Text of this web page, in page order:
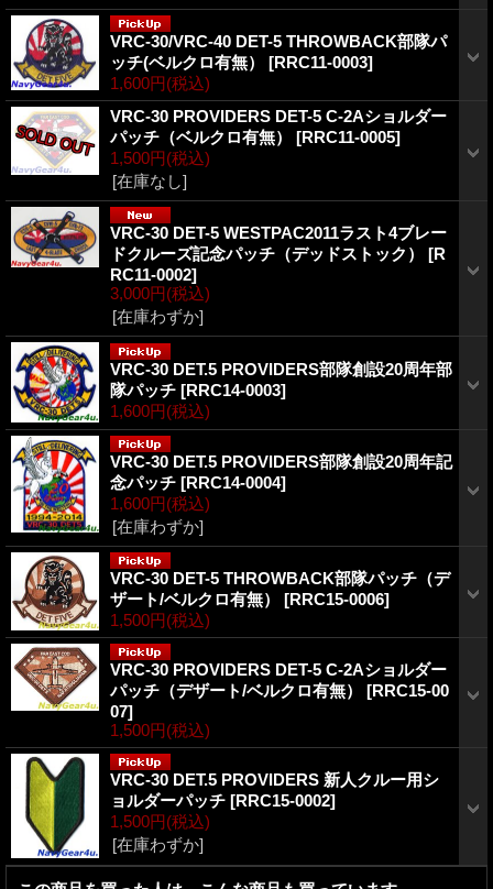
VRC-30/VRC-40 DET-5 THROWBACK部隊パ
ッチ(ベルクロ有無） [RRC11-0003]
1,600円(税込)
VRC-30 PROVIDERS DET-5 C-2Aショルダー
パッチ（ベルクロ有無） [RRC11-0005]
1,500円(税込)
[在庫なし]
VRC-30 DET-5 WESTPAC2011ラスト4ブレー
ドクルーズ記念パッチ（デッドストック） [R
RC11-0002]
3,000円(税込)
[在庫わずか]
VRC-30 DET.5 PROVIDERS部隊創設20周年部
隊パッチ [RRC14-0003]
1,600円(税込)
VRC-30 DET.5 PROVIDERS部隊創設20周年記
念パッチ [RRC14-0004]
1,600円(税込)
[在庫わずか]
VRC-30 DET-5 THROWBACK部隊パッチ（デ
ザート/ベルクロ有無） [RRC15-0006]
1,500円(税込)
VRC-30 PROVIDERS DET-5 C-2Aショルダー
パッチ（デザート/ベルクロ有無） [RRC15-00
07]
1,500円(税込)
VRC-30 DET.5 PROVIDERS 新人クルー用シ
ョルダーパッチ [RRC15-0002]
1,500円(税込)
[在庫わずか]